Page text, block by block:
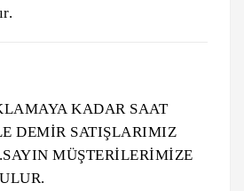
KADAR SAAT
DEMİR SATIŞLARIMIZ
MÜŞTERİLERİMİZE